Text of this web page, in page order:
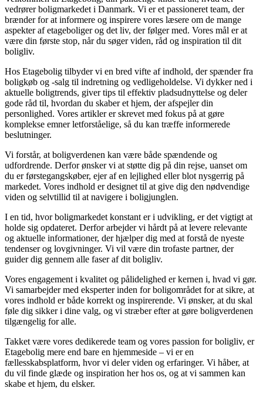
vedrører boligmarkedet i Danmark. Vi er et passioneret team, der
brænder for at informere og inspirere vores læsere om de mange
aspekter af etageboliger og det liv, der følger med. Vores mål er at
være din første stop, når du søger viden, råd og inspiration til dit
boligliv.
Hos Etagebolig tilbyder vi en bred vifte af indhold, der spænder fra
boligkøb og -salg til indretning og vedligeholdelse. Vi dykker ned i
aktuelle boligtrends, giver tips til effektiv pladsudnyttelse og deler
gode råd til, hvordan du skaber et hjem, der afspejler din
personlighed. Vores artikler er skrevet med fokus på at gøre
komplekse emner letforståelige, så du kan træffe informerede
beslutninger.
Vi forstår, at boligverdenen kan være både spændende og
udfordrende. Derfor ønsker vi at støtte dig på din rejse, uanset om
du er førstegangskøber, ejer af en lejlighed eller blot nysgerrig på
markedet. Vores indhold er designet til at give dig den nødvendige
viden og selvtillid til at navigere i boligjunglen.
I en tid, hvor boligmarkedet konstant er i udvikling, er det vigtigt at
holde sig opdateret. Derfor arbejder vi hårdt på at levere relevante
og aktuelle informationer, der hjælper dig med at forstå de nyeste
tendenser og lovgivninger. Vi vil være din trofaste partner, der
guider dig gennem alle faser af dit boligliv.
Vores engagement i kvalitet og pålidelighed er kernen i, hvad vi gør.
Vi samarbejder med eksperter inden for boligområdet for at sikre, at
vores indhold er både korrekt og inspirerende. Vi ønsker, at du skal
føle dig sikker i dine valg, og vi stræber efter at gøre boligverdenen
tilgængelig for alle.
Takket være vores dedikerede team og vores passion for boligliv, er
Etagebolig mere end bare en hjemmeside – vi er en
fællesskabsplatform, hvor vi deler viden og erfaringer. Vi håber, at
du vil finde glæde og inspiration her hos os, og at vi sammen kan
skabe et hjem, du elsker.